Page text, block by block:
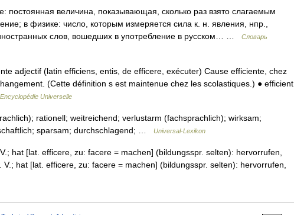
постоянная величина, показывающая, сколько раз взято слагаемым
в физике: число, которым измеряется сила к. н. явления, нпр.,
слов, вошедших в употребление в русском… …
Словарь
adjectif (latin efficiens, entis, de efficere, exécuter) Cause efficiente, chez
(Cette définition s est maintenue chez les scolastiques.) ● efficient,
Encyclopédie Universelle
rationell; weitreichend; verlustarm (fachsprachlich); wirksam;
sparsam; durchschlagend; …
Universal-Lexikon
hat [lat. efficere, zu: facere = machen] (bildungsspr. selten): hervorrufen,
V.; hat [lat. efficere, zu: facere = machen] (bildungsspr. selten): hervorrufen,